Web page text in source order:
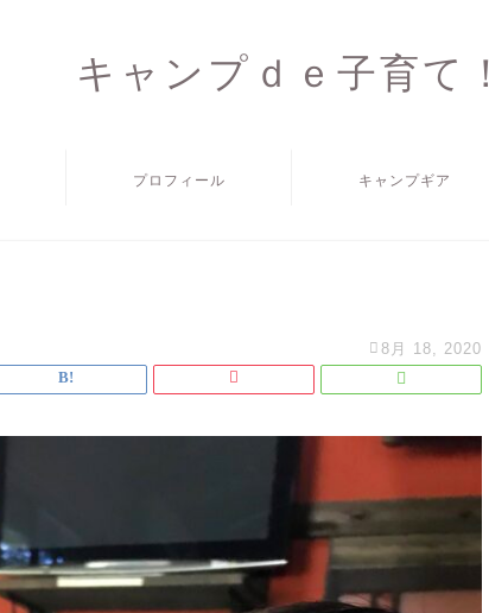
キャンプｄｅ子育て！
プロフィール キャンプギア
8月 18, 2020